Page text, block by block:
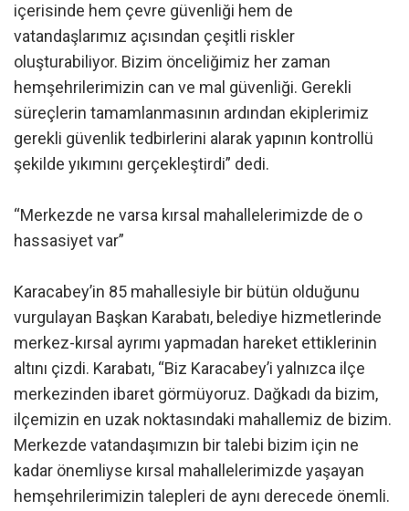
içerisinde hem çevre güvenliği hem de
vatandaşlarımız açısından çeşitli riskler
oluşturabiliyor. Bizim önceliğimiz her zaman
hemşehrilerimizin can ve mal güvenliği. Gerekli
süreçlerin tamamlanmasının ardından ekiplerimiz
gerekli güvenlik tedbirlerini alarak yapının kontrollü
şekilde yıkımını gerçekleştirdi” dedi.
“Merkezde ne varsa kırsal mahallelerimizde de o
hassasiyet var”
Karacabey’in 85 mahallesiyle bir bütün olduğunu
vurgulayan Başkan Karabatı, belediye hizmetlerinde
merkez-kırsal ayrımı yapmadan hareket ettiklerinin
altını çizdi. Karabatı, “Biz Karacabey’i yalnızca ilçe
merkezinden ibaret görmüyoruz. Dağkadı da bizim,
ilçemizin en uzak noktasındaki mahallemiz de bizim.
Merkezde vatandaşımızın bir talebi bizim için ne
kadar önemliyse kırsal mahallelerimizde yaşayan
hemşehrilerimizin talepleri de aynı derecede önemli.